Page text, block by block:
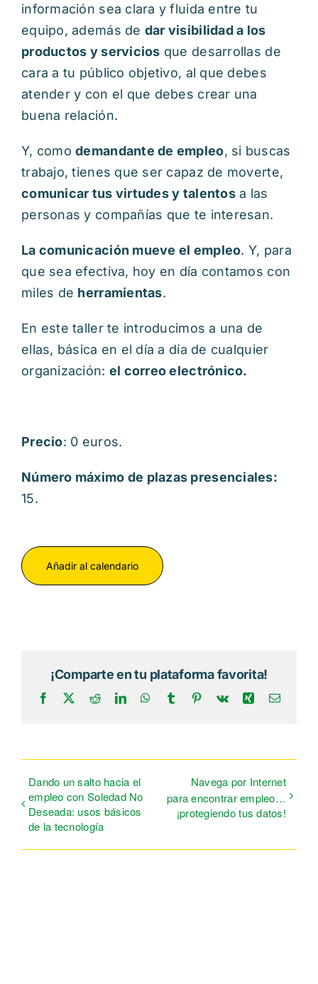
información sea clara y fluida entre tu
equipo, además de dar visibilidad a los
productos y servicios que desarrollas de
cara a tu público objetivo, al que debes
atender y con el que debes crear una
buena relación.
Y, comodemandante de empleo, si buscas
trabajo, tienes que ser capaz de moverte,
comunicar tus virtudes y talentosa las
personas y compañías que te interesan.
La comunicación mueve el empleo. Y, para
que sea efectiva, hoy en día contamos con
miles de herramientas.
En este taller te introducimos a una de
ellas, básica en el día a día de cualquier
organización: el correo electrónico.
Precio: 0 euros.
Número máximo de plazas presenciales:
15.
Añadir al calendario
¡Comparte en tu plataforma favorita!
Facebook RedditLinkedInWhatsApp
Tumblr Pinterest
Vk XingCorreo
Dando un salto hacia el
empleo con Soledad No
Deseada: usos básicos
de la tecnología
Navega por Internet
para encontrar empleo…
¡protegiendo tus datos!